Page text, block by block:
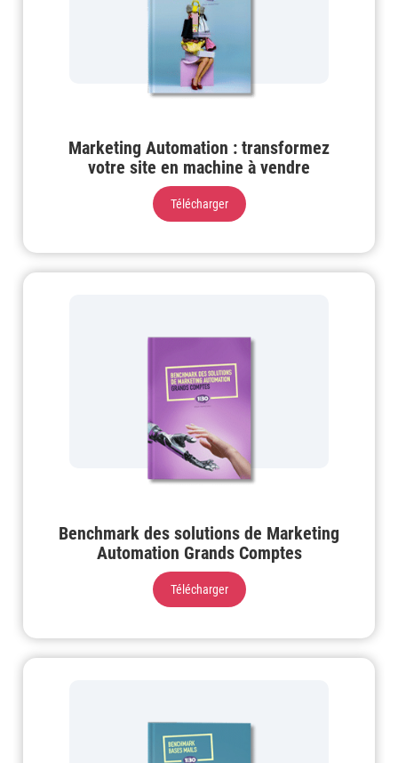
Marketing Automation : transformez
votre site en machine à vendre
Télécharger
Benchmark des solutions de Marketing
Automation Grands Comptes
Télécharger